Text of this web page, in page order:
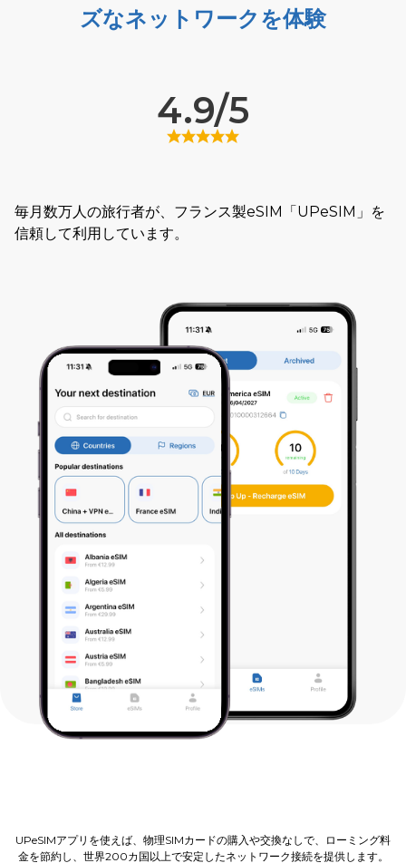
ズなネットワークを体験
UPeSIMアプリを使えば、物理SIMカードの購入や交換なしで、ローミング料
金を節約し、世界200カ国以上で安定したネットワーク接続を提供します。
4.9/5
毎月数万人の旅行者が、フランス製eSIM「UPeSIM」を
信頼して利用しています。